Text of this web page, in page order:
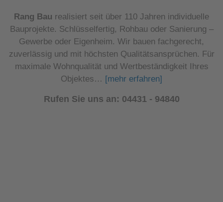
Rang Bau realisiert seit über 110 Jahren individuelle
Bauprojekte. Schlüsselfertig, Rohbau oder Sanierung –
Gewerbe oder Eigenheim. Wir bauen fachgerecht,
zuverlässig und mit höchsten Qualitätsansprüchen. Für
maximale Wohnqualität und Wertbeständigkeit Ihres
Objektes… [mehr erfahren]
Rufen Sie uns an: 04431 - 94840